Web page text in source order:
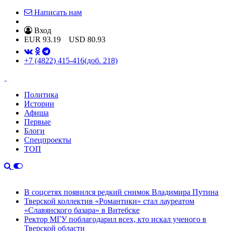
Написать нам
Вход
EUR 93.19 USD 80.93
+7 (4822) 415-416(доб. 218)
Политика
Истории
Афиша
Первые
Блоги
Спецпроекты
ТОП
В соцсетях появился редкий снимок Владимира Путина
Тверской коллектив «Романтики» стал лауреатом
«Славянского базара» в Витебске
Ректор МГУ поблагодарил всех, кто искал ученого в
Тверской области